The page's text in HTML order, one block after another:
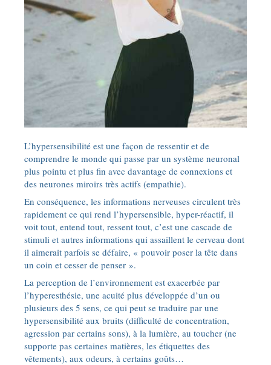
L’hypersensibilité est une façon de ressentir et de
comprendre le monde qui passe par un système neuronal
plus pointu et plus fin avec davantage de connexions et
des neurones miroirs très actifs (empathie).
En conséquence, les informations nerveuses circulent très
rapidement ce qui rend l’hypersensible, hyper-réactif, il
voit tout, entend tout, ressent tout, c’est une cascade de
stimuli et autres informations qui assaillent le cerveau dont
il aimerait parfois se défaire, « pouvoir poser la tête dans
un coin et cesser de penser ».
La perception de l’environnement est exacerbée par
l’hyperesthésie, une acuité plus développée d’un ou
plusieurs des 5 sens, ce qui peut se traduire par une
hypersensibilité aux bruits (difficulté de concentration,
agression par certains sons), à la lumière, au toucher (ne
supporte pas certaines matières, les étiquettes des
vêtements), aux odeurs, à certains goûts…